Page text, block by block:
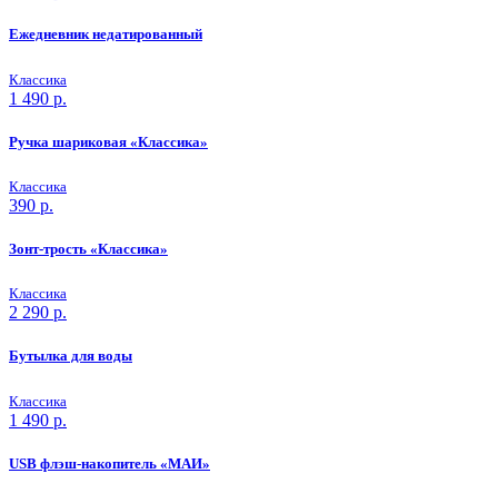
Ежедневник недатированный
Классика
1 490 р.
Ручка шариковая «Классика»
Классика
390 р.
Зонт-трость «Классика»
Классика
2 290 р.
Бутылка для воды
Классика
1 490 р.
USB флэш-накопитель «МАИ»